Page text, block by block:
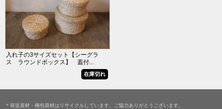
入れ子の3サイズセット【シーグラ
ス ラウンドボックス】 蓋付...
在庫切れ
＊発送資材・梱包資材はリサイクルしています。ご協力ありがとうございます。